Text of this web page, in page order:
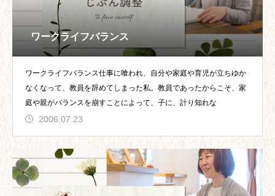
ワークライフバランス
ワークライフバランス仕事に喰われ、自分や家庭や育児が立ちゆか
なくなって、教員を辞めてしまった私。教員であったからこそ、家
庭や親がバランスを崩すことによって、子に、計り知れな
2006.07.23